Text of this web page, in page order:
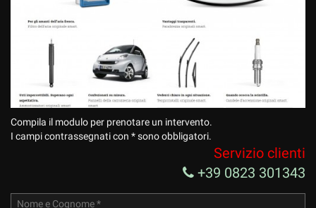
Compila il modulo per prenotare un intervento.
I campi contrassegnati con * sono obbligatori.
Servizio clienti
+39 0823 301343